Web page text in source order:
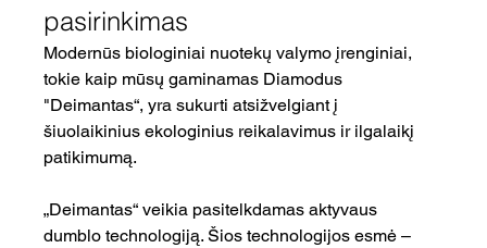
pasirinkimas
Modernūs biologiniai nuotekų valymo įrenginiai,
tokie kaip mūsų gaminamas Diamodus
"Deimantas“, yra sukurti atsižvelgiant į
šiuolaikinius ekologinius reikalavimus ir ilgalaikį
patikimumą.
„Deimantas“ veikia pasitelkdamas aktyvaus
dumblo technologiją. Šios technologijos esmė –